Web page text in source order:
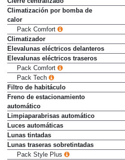
Climatización por bomba de
calor
Pack Comfort
Climatizador
Elevalunas eléctricos delanteros
Elevalunas eléctricos traseros
Pack Comfort
Pack Tech
Filtro de habitáculo
Freno de estacionamiento
automático
Limpiaparabrisas automático
Luces automáticas
Lunas tintadas
Lunas traseras sobretintadas
Pack Style Plus